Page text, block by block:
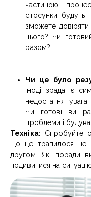
частиною
стосунки будуть
зможете
цього? Чи
разом?
Чи це було
Іноді зрада є
недостатня
Чи готові ви
проблеми і
Техніка: Спробуйте
що це трапилося
другом. Які поради
подивитися на